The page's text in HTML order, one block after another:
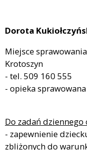
Dorota
Miejsce
Krotoszyn
- tel. 509 160 555
- opieka
Do zadań dziennego
- zapewnienie
zbliżonych do